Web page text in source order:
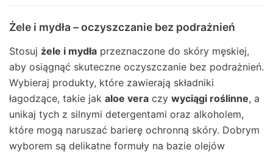
Żele i mydła – oczyszczanie bez podrażnień
Stosuj żele i mydła przeznaczone do skóry męskiej,
aby osiągnąć skuteczne oczyszczanie bez podrażnień.
Wybieraj produkty, które zawierają składniki
łagodzące, takie jak aloe vera czy wyciągi roślinne, a
unikaj tych z silnymi detergentami oraz alkoholem,
które mogą naruszać barierę ochronną skóry. Dobrym
wyborem są delikatne formuły na bazie olejów